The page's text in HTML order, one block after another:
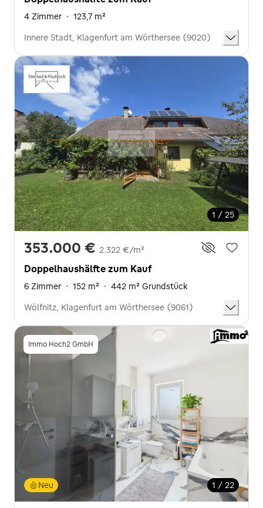
4 Zimmer · 123,7 m²
Innere Stadt, Klagenfurt am Wörthersee (9020)
1 / 25
353.000 € 2.322 €/m²
Doppelhaushälfte zum Kauf
6 Zimmer · 152 m² · 442 m² Grundstück
Wölfnitz, Klagenfurt am Wörthersee (9061)
Immo Hoch2 GmbH
1 / 22
Neu